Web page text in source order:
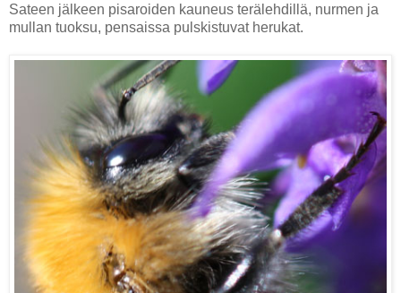
Sateen jälkeen pisaroiden kauneus terälehdillä, nurmen ja
mullan tuoksu, pensaissa pulskistuvat herukat.